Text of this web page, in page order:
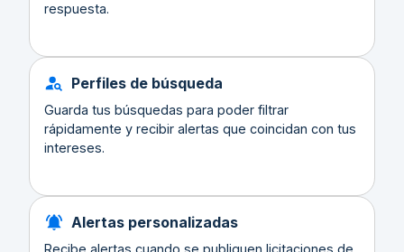
respuesta.
Perfiles de búsqueda
Guarda tus búsquedas para poder filtrar
rápidamente y recibir alertas que coincidan con tus
intereses.
Alertas personalizadas